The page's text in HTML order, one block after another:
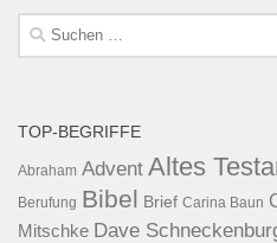
Suche
nach:
TOP-BEGRIFFE
Abraham Advent Altes
Berufung Bibel Brief Carina Baun
Mitschke Dave